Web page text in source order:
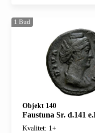
1 Bud
Objekt 140
Faustuna Sr. d.141 e.Kr., Æ as,
Kvalitet: 1+